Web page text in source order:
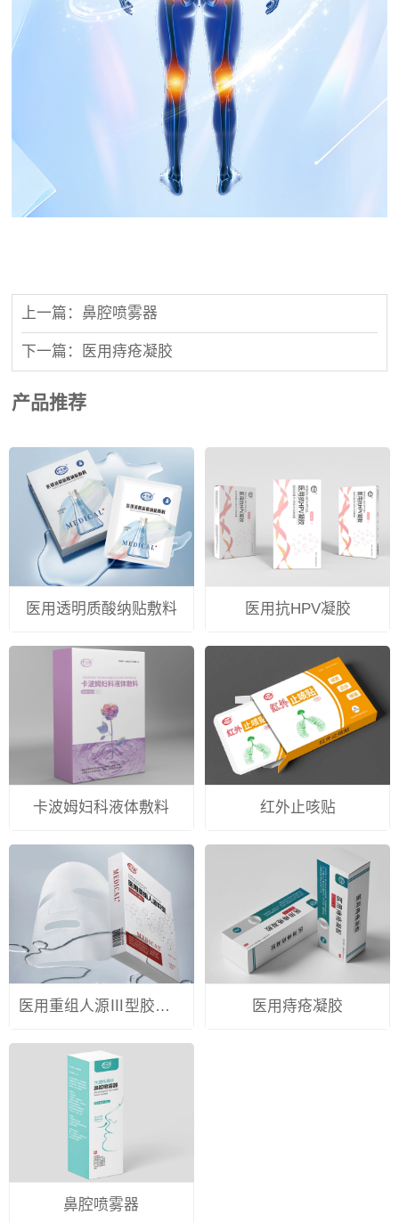
上一篇：鼻腔喷雾器
下一篇：医用痔疮凝胶
产品推荐
医用透明质酸纳贴敷料 医用抗HPV凝胶
卡波姆妇科液体敷料 红外止咳贴
医用重组人源Ⅲ型胶原蛋白敷贴 医用痔疮凝胶
鼻腔喷雾器